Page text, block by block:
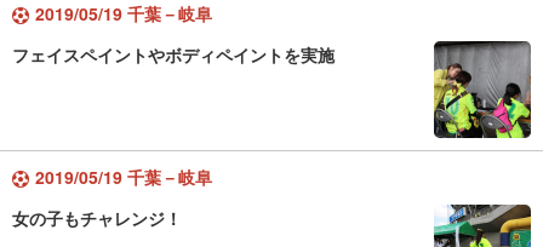
2019/05/19 千葉－岐阜
フェイスペイントやボディペイントを実施
2019/05/19 千葉－岐阜
女の子もチャレンジ！